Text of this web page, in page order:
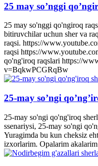
25 may so’nggi
25 may so'nggi qo'ngiroq
bitiruvchilar uchun sher va
raqsi. https://
raqsi https://
qo'ng'iroq raqslari https://
v=BqkwPCGRqBw
25-may so’ngi
25-may so'ngi qo'ng'iroq
ssenariysi, 25-may so'ngi
Yuragimda bu kun cheksiz
izxorlarim. Opalarim akalarim